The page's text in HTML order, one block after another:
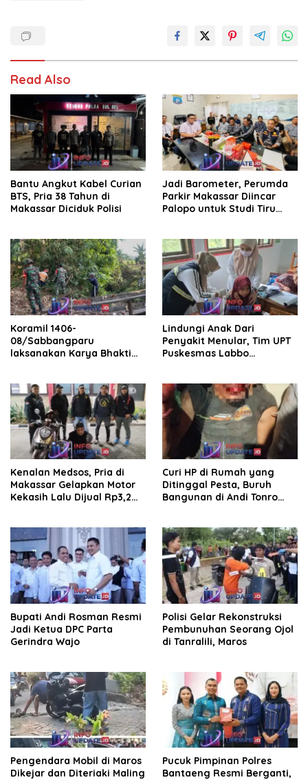
Read Also
Bantu Angkut Kabel Curian
BTS, Pria 38 Tahun di
Makassar Diciduk Polisi
Jadi Barometer, Perumda
Parkir Makassar Diincar
Palopo untuk Studi Tiru
Koramil 1406-
08/Sabbangparu
laksanakan Karya Bhakti
Lindungi Anak Dari
Penyakit Menular, Tim UPT
Puskesmas Labbo
Kenalan Medsos, Pria di
Makassar Gelapkan Motor
Kekasih Lalu Dijual Rp3,2
Curi HP di Rumah yang
Ditinggal Pesta, Buruh
Bangunan di Andi Tonro
Bupati Andi Rosman Resmi
Jadi Ketua DPC Parta
Gerindra Wajo
Polisi Gelar Rekonstruksi
Pembunuhan Seorang Ojol
di Tanralili, Maros
Pengendara Mobil di Maros
Dikejar dan Diteriaki Maling
Pucuk Pimpinan Polres
Bantaeng Resmi Berganti,